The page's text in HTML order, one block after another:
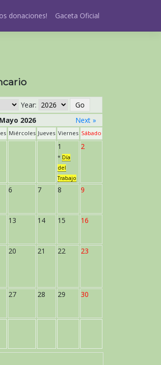
donaciones! Gaceta Oficial
Year:
Mayo 2026 Next »
Miércoles Jueves Viernes Sábado
1
* Día
del
Trabajo
2
6 7 8 9
13 14 15 16
20 21 22 23
27 28 29 30